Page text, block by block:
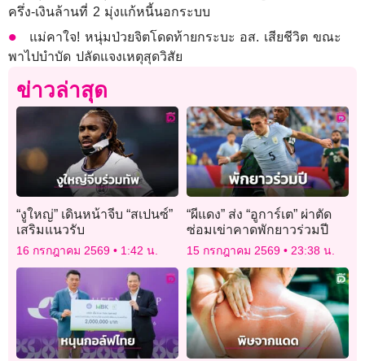
ครึ่ง-เงินล้านที่ 2 มุ่งแก้หนี้นอกระบบ
แม่คาใจ! หนุ่มป่วยจิตโดดท้ายกระบะ อส. เสียชีวิต ขณะ
พาไปบำบัด ปลัดแจงเหตุสุดวิสัย
ข่าวล่าสุด
“งูใหญ่” เดินหน้าจีบ “สเปนซ์”
เสริมแนวรับ
16 กรกฎาคม 2569 1:42 น.
“ผีแดง” ส่ง “อูการ์เต” ผ่าตัด
ซ่อมเข่าคาดพักยาวร่วมปี
15 กรกฎาคม 2569 23:38 น.